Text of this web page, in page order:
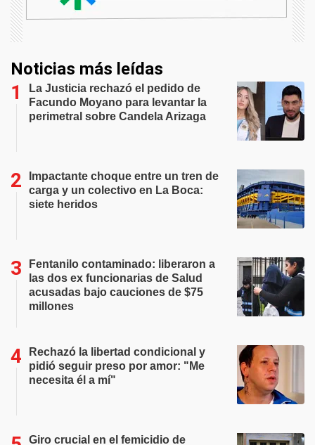
Noticias más leídas
La Justicia rechazó el pedido de
Facundo Moyano para levantar la
perimetral sobre Candela Arizaga
Impactante choque entre un tren de
carga y un colectivo en La Boca:
siete heridos
Fentanilo contaminado: liberaron a
las dos ex funcionarias de Salud
acusadas bajo cauciones de $75
millones
Rechazó la libertad condicional y
pidió seguir preso por amor: "Me
necesita él a mí"
Giro crucial en el femicidio de